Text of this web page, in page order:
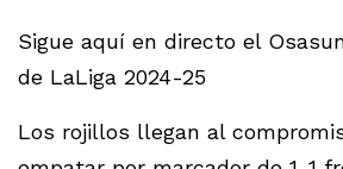
Sigue aquí en directo el
de LaLiga 2024-25
Los rojillos llegan al